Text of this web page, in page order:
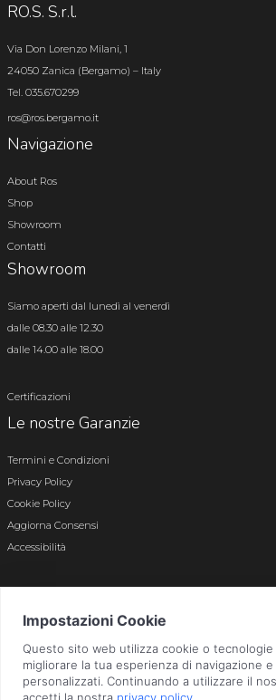
RO.S. S.r.l.
Via Don Lorenzo Milani, 1
24050 Zanica (Bergamo) – Italy
Tel. 035.670299
ros@ros.bergamo.it
Navigazione
About Ros
Shop
Showroom
Contatti
Showroom
Siamo aperti dal lunedì al venerdì
dalle 08.30 alle 12.30
dalle 14.00 alle 18.00
Certificazioni
Le nostre Garanzie
Termini e Condizioni
Privacy Policy
Cookie Policy
Aggiorna Consensi
Accessibilità
Bergamo n. 01496180165 · Capitale Sociale